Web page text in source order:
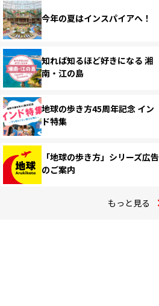
今年の夏はインスパイアへ！
知れば知るほど好きになる 湘
南・江の島
地球の歩き方45周年記念 イン
ド特集
「地球の歩き方」シリーズ広告
のご案内
もっと見る